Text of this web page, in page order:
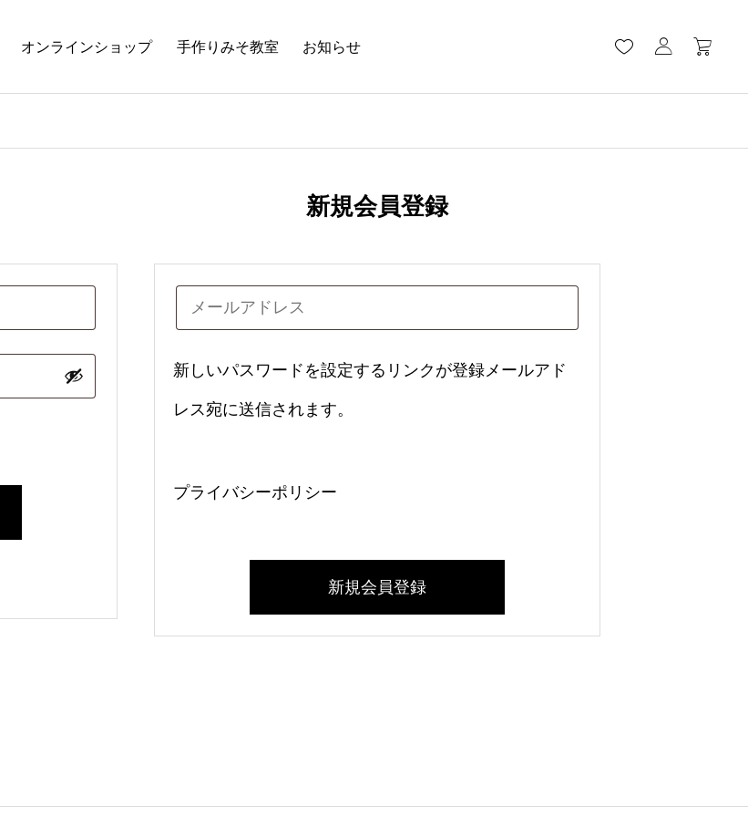
オンラインショップ 手作りみそ教室 お知らせ
新規会員登録
新しいパスワードを設定するリンクが登録メールアド
レス宛に送信されます。
プライバシーポリシー
新規会員登録